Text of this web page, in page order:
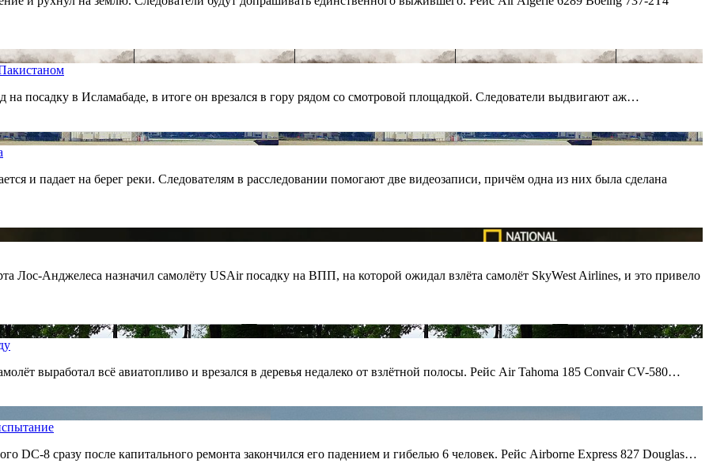
на посадку в Исламабаде, в итоге он врезался в гору рядом со смотровой площадкой. Следователи выдвигают аж…
и падает на берег реки. Следователям в расследовании помогают две видеозаписи, причём одна из них была сделана
Лос-Анджелеса назначил самолёту USAir посадку на ВПП, на которой ожидал взлёта самолёт SkyWest Airlines, и это привело
выработал всё авиатопливо и врезался в деревья недалеко от взлётной полосы. Рейс Air Tahoma 185 Convair CV-580…
DC-8 сразу после капитального ремонта закончился его падением и гибелью 6 человек. Рейс Airborne Express 827 Douglas…